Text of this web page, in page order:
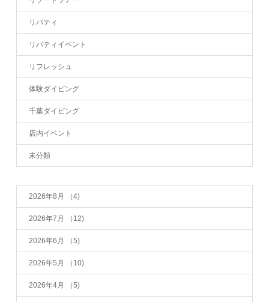
リバティ
リバティイベント
リフレッシュ
体験ダイビング
千葉ダイビング
店内イベント
未分類
2026年8月 （4)
2026年7月 （12)
2026年6月 （5)
2026年5月 （10)
2026年4月 （5)